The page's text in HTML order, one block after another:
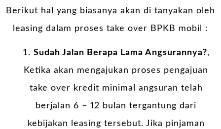
Berikut hal yang biasanya akan di tanyakan oleh
leasing dalam proses take over BPKB mobil :
Sudah Jalan Berapa Lama Angsurannya?,
Ketika akan mengajukan proses pengajuan
take over kredit minimal angsuran telah
berjalan 6 – 12 bulan tergantung dari
kebijakan leasing tersebut. Jika pinjaman